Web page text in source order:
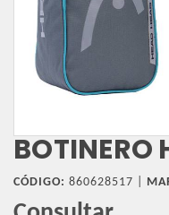
BOTINERO
CÓDIGO: 860628517 |